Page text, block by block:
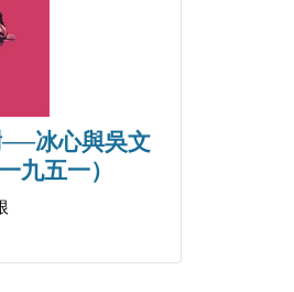
冰心與吳文
九五一）